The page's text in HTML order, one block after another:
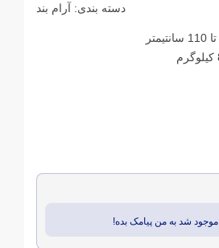
دسته بندی: آرام بند
موجود شد به من پیامک بده!